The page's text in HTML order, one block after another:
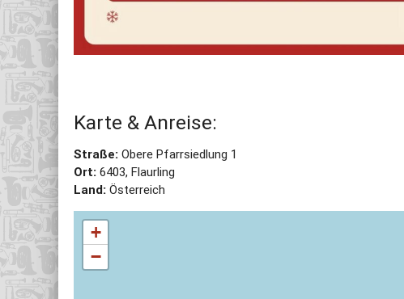
Karte & Anreise:
Straße:Obere Pfarrsiedlung 1
Ort:6403,Flaurling
Land:Österreich
+
−